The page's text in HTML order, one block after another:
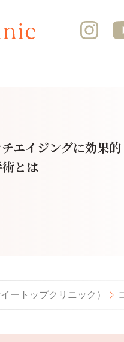
エイジングに効果
とは
ートップクリニック）